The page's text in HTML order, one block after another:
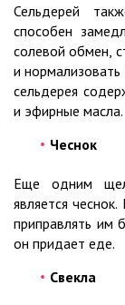
Сельдерей
способен
солевой обмен,
и нормализовать
сельдерея
и эфирные масла.
Чеснок
Еще одним
является
приправлять им
он придает еде.
Свекла